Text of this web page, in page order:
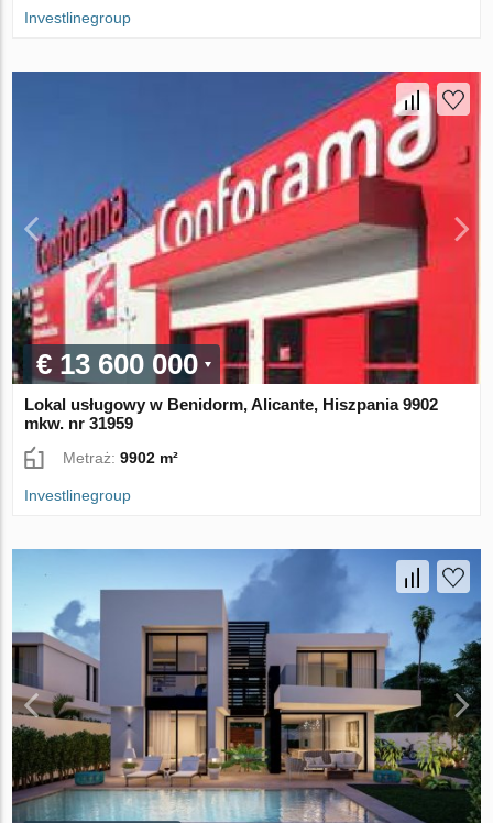
Investlinegroup
€ 13 600 000
Lokal usługowy w Benidorm, Alicante, Hiszpania 9902
mkw. nr 31959
Metraż:9902 m²
Investlinegroup